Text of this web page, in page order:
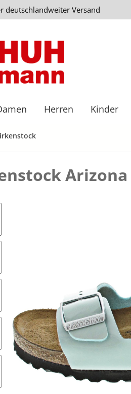
deutschlandweiter Versand
Herren Kinder
Arizona